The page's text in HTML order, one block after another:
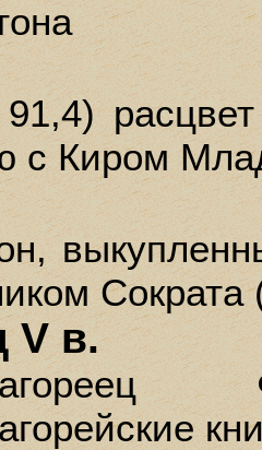
с Киром
Сократа
V в.